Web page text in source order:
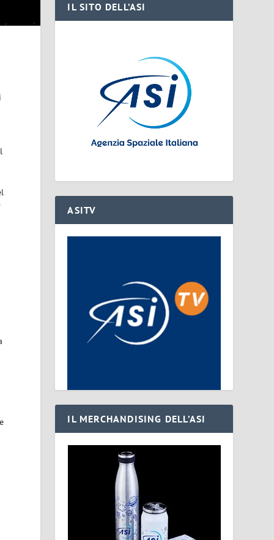
IL SITO DELL’ASI
ASITV
IL MERCHANDISING DELL’ASI